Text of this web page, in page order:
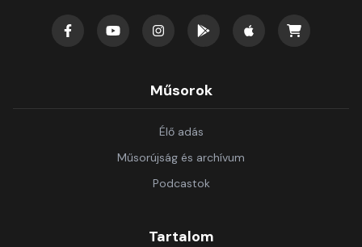
Műsorok
Élő adás
Műsorújság és archívum
Podcastok
Tartalom